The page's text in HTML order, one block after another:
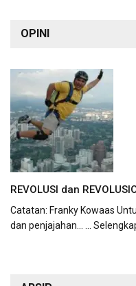
OPINI
REVOLUSI dan
Catatan: Franky Kowaas
dan penjajahan...
...